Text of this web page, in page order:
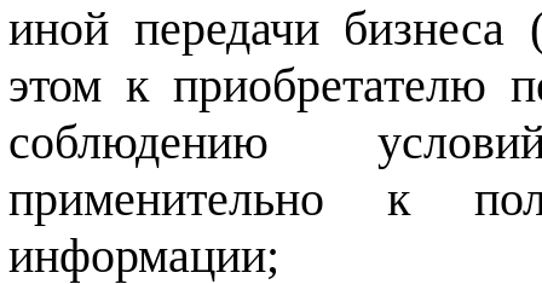
иной передачи
этом к приобретателю
соблюдению
применительно к
информации;